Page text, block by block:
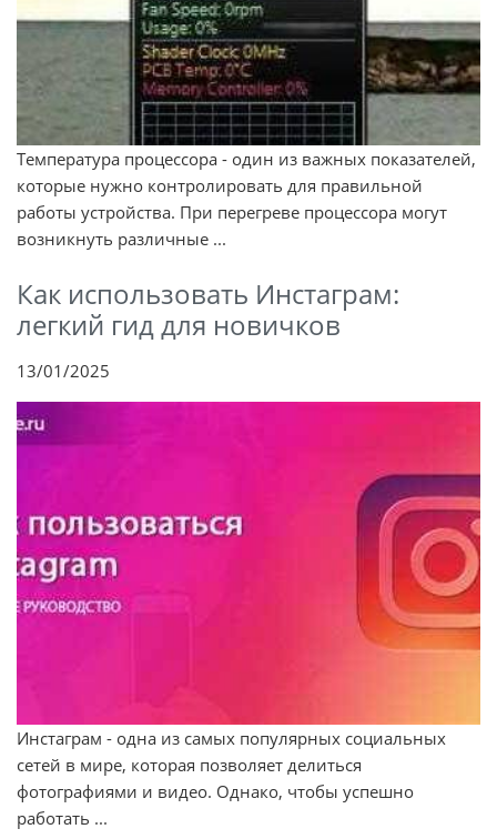
Температура процессора - один из важных показателей,
которые нужно контролировать для правильной
работы устройства. При перегреве процессора могут
возникнуть различные ...
Как использовать Инстаграм:
легкий гид для новичков
13/01/2025
Инстаграм - одна из самых популярных социальных
сетей в мире, которая позволяет делиться
фотографиями и видео. Однако, чтобы успешно
работать ...